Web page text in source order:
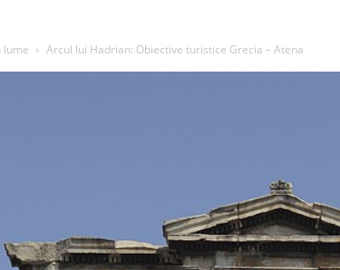
lume Arcul lui Hadrian: Obiective turistice Grecia – Atena